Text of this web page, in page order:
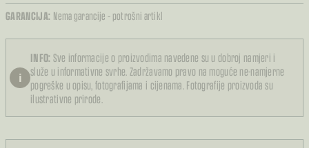
GARANCIJA: Nema garancije – potrošni artikl
i
INFO: Sve informacije o proizvodima navedene su u dobroj namjeri i
služe u informativne svrhe. Zadržavamo pravo na moguće ne-namjerne
pogreške u opisu, fotografijama i cijenama. Fotografije proizvoda su
ilustrativne prirode.